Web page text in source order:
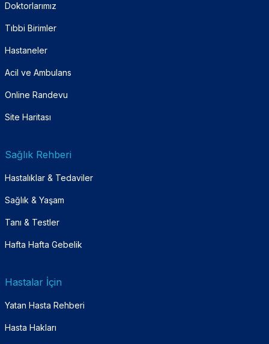
Doktorlarımız
Tıbbi Birimler
Hastaneler
Acil ve Ambulans
Online Randevu
Site Haritası
Sağlık Rehberi
Hastalıklar & Tedaviler
Sağlık & Yaşam
Tanı & Testler
Hafta Hafta Gebelik
Hastalar İçin
Yatan Hasta Rehberi
Hasta Hakları